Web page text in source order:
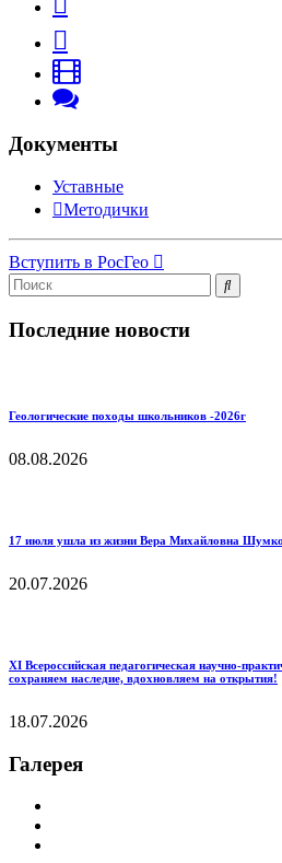
Документы
Уставные
Методички
Вступить в РосГео
Последние новости
Геологические походы школьников -2026г
08.08.2026
17 июля ушла из жизни Вера Михайловна
20.07.2026
XI Всероссийская педагогическая
сохраняем наследие, вдохновляем на открытия!
18.07.2026
Галерея